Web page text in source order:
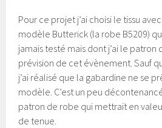
Pour ce projet j’ai choisi le tissu
modèle Butterick (la robe B5209)
jamais testé mais dont j’ai le patron
prévision de cet évènement. Sauf
j’ai réalisé que la gabardine ne se
modèle. C’est un peu
patron de robe qui mettrait en
de tenue.